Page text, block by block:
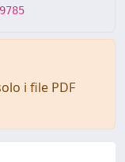
i file PDF